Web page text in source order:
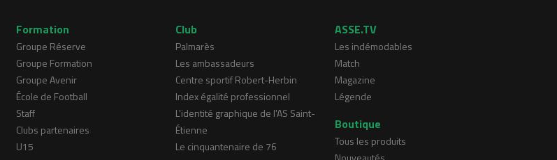
Formation
Groupe Réserve
Groupe Formation
Groupe Avenir
École de Football
Staff
Clubs partenaires
U15
Club
Palmarès
Les ambassadeurs
Centre sportif Robert-Herbin
Index égalité professionnel
L'identité graphique de l'AS Saint-
Étienne
Le cinquantenaire de 76
ASSE.TV
Les indémodables
Match
Magazine
Légende
Boutique
Tous les produits